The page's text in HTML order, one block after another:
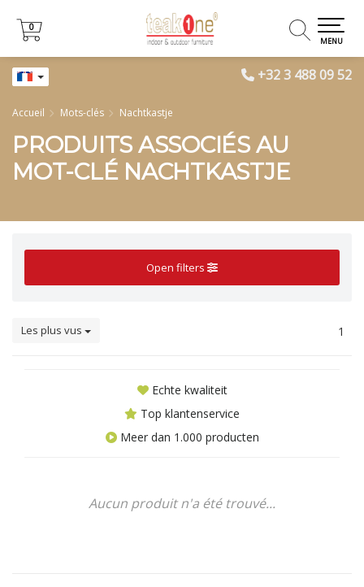
+32 3 488 09 52
0
0
MENU
Accueil Mots-clés Nachtkastje
PRODUITS ASSOCIÉS AU
MOT-CLÉ NACHTKASTJE
Open filters
Les plus vus 1
Echte kwaliteit
Top klantenservice
Meer dan 1.000 producten
Aucun produit n'a été trouvé...